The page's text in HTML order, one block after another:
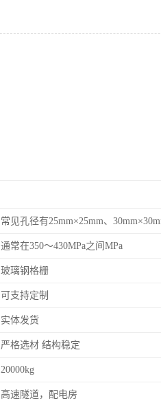
通常在350～430MPa之间MPa
玻璃钢格栅
可支持定制
实体发货
严格选材 结构稳定
20000kg
高速隧道，配电房